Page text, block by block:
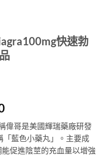
快速勃
Price
range:
$1,029.00
through
$2,329.00
偉哥是美國輝瑞藥廠研發
「藍色小藥丸」。主要成
促進陰莖的充血量以增強